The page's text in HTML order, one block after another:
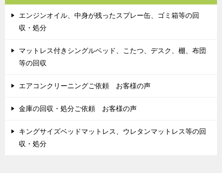
エンジンオイル、中身が残ったスプレー缶、ゴミ箱等の回
収・処分
マットレス付きシングルベッド、こたつ、デスク、棚、布団
等の回収
エアコンクリーニングご依頼 お客様の声
金庫の回収・処分ご依頼 お客様の声
キングサイズベッドマットレス、ウレタンマットレス等の回
収・処分